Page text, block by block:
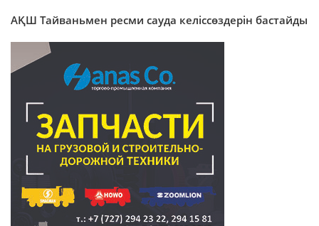
АҚШ Тайваньмен ресми сауда келіссөздерін бастайды